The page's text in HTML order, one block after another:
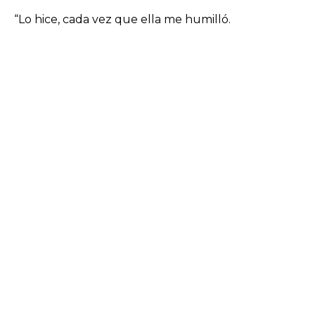
“Lo hice, cada vez que ella me humilló.